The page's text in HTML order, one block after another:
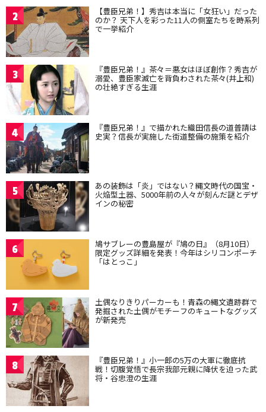
2 【豊臣兄弟！】秀吉は本当に「女狂い」だった
のか？ 天下人を彩った11人の側室たちを時系列
で一挙紹介
3 『豊臣兄弟！』茶々＝悪女はほぼ創作？秀吉が
溺愛、豊臣家滅亡を背負わされた茶々(井上和)
の壮絶すぎる生涯
4 『豊臣兄弟！』で描かれた織田信長の道普請は
史実？信長が実施した街道整備の施策を紹介
5 あの装飾は「炎」ではない？縄文時代の国宝・
火焔型土器、5000年前の人々が刻んだ謎とデザ
インの秘密
6 鳩サブレーの豊島屋が『鳩の日』（8月10日）
限定グッズ詳細を発表！今年はシリコンポーチ
「はとっこ」
7 土偶なりきりパーカーも！青森の縄文遺跡群で
発掘された土偶がモチーフのキュートなグッズ
が新発売
8 『豊臣兄弟！』小一郎の5万の大軍に徹底抗
戦！切腹覚悟で長宗我部元親に降伏を迫った武
将・谷忠澄の生涯